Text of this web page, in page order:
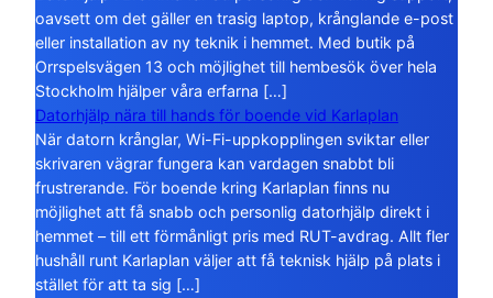
oavsett om det gäller en trasig laptop, krånglande e-post
eller installation av ny teknik i hemmet. Med butik på
Orrspelsvägen 13 och möjlighet till hembesök över hela
Stockholm hjälper våra erfarna […]
Datorhjälp nära till hands för boende vid Karlaplan
När datorn krånglar, Wi-Fi-uppkopplingen sviktar eller
skrivaren vägrar fungera kan vardagen snabbt bli
frustrerande. För boende kring Karlaplan finns nu
möjlighet att få snabb och personlig datorhjälp direkt i
hemmet – till ett förmånligt pris med RUT-avdrag. Allt fler
hushåll runt Karlaplan väljer att få teknisk hjälp på plats i
stället för att ta sig […]